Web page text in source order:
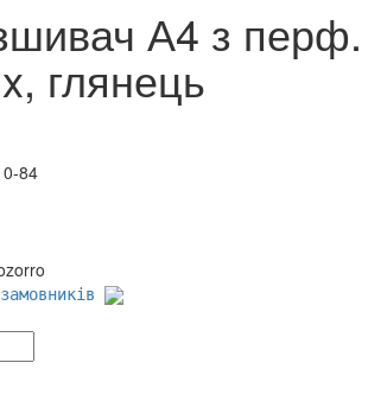
А4 з перф.
глянець
84